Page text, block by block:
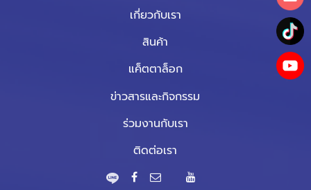
เกี่ยวกับเรา
สินค้า
แค็ตตาล็อก
ข่าวสารและกิจกรรม
ร่วมงานกับเรา
ติดต่อเรา